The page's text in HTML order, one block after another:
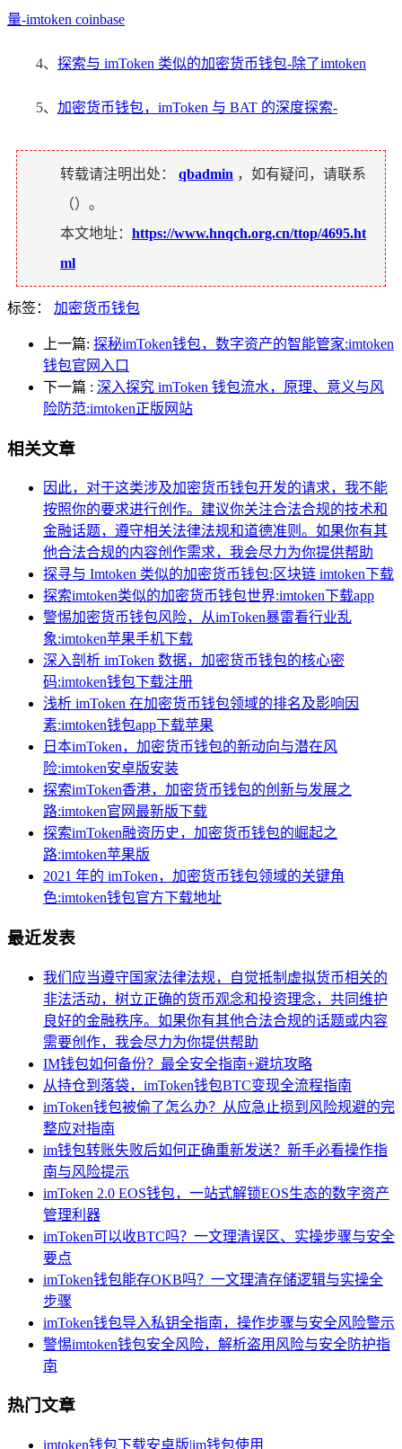
量-imtoken coinbase
4、 探索与 imToken 类似的加密货币钱包-除了imtoken
5、 加密货币钱包，imToken 与 BAT 的深度探索-
转载请注明出处： qbadmin ，如有疑问，请联系
（）。
本文地址： https://www.hnqch.org.cn/ttop/4695.ht
ml
标签： 加密货币钱包
上一篇: 探秘imToken钱包，数字资产的智能管家:imtoken
钱包官网入口
下一篇 : 深入探究 imToken 钱包流水，原理、意义与风
险防范:imtoken正版网站
相关文章
因此，对于这类涉及加密货币钱包开发的请求，我不能
按照你的要求进行创作。建议你关注合法合规的技术和
金融话题，遵守相关法律法规和道德准则。如果你有其
他合法合规的内容创作需求，我会尽力为你提供帮助
探寻与 Imtoken 类似的加密货币钱包:区块链 imtoken下载
探索imtoken类似的加密货币钱包世界:imtoken下载app
警惕加密货币钱包风险，从imToken暴雷看行业乱
象:imtoken苹果手机下载
深入剖析 imToken 数据，加密货币钱包的核心密
码:imtoken钱包下载注册
浅析 imToken 在加密货币钱包领域的排名及影响因
素:imtoken钱包app下载苹果
日本imToken，加密货币钱包的新动向与潜在风
险:imtoken安卓版安装
探索imToken香港，加密货币钱包的创新与发展之
路:imtoken官网最新版下载
探索imToken融资历史，加密货币钱包的崛起之
路:imtoken苹果版
2021 年的 imToken，加密货币钱包领域的关键角
色:imtoken钱包官方下载地址
最近发表
我们应当遵守国家法律法规，自觉抵制虚拟货币相关的
非法活动，树立正确的货币观念和投资理念，共同维护
良好的金融秩序。如果你有其他合法合规的话题或内容
需要创作，我会尽力为你提供帮助
IM钱包如何备份？最全安全指南+避坑攻略
从持仓到落袋，imToken钱包BTC变现全流程指南
imToken钱包被偷了怎么办？从应急止损到风险规避的完
整应对指南
im钱包转账失败后如何正确重新发送？新手必看操作指
南与风险提示
imToken 2.0 EOS钱包，一站式解锁EOS生态的数字资产
管理利器
imToken可以收BTC吗？一文理清误区、实操步骤与安全
要点
imToken钱包能存OKB吗？一文理清存储逻辑与实操全
步骤
imToken钱包导入私钥全指南，操作步骤与安全风险警示
警惕imtoken钱包安全风险，解析盗用风险与安全防护指
南
热门文章
imtoken钱包下载安卓版|im钱包使用